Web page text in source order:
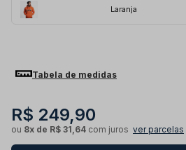
Laranja
Tabela de medidas
R$ 249,90
ou 8x de R$ 31,64 com juros ver parcelas